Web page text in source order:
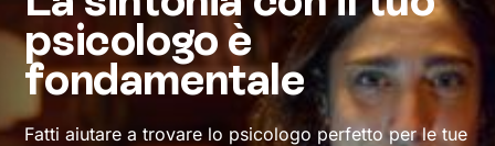
bisogni e valori, e per aiutarti a non perdere
motivazione e determinazione. La ricompensa
per il lavoro fatto? Il tanto desiderato
benessere .
psicologo è
fondamentale
Fatti aiutare a trovare lo psicologo perfetto per le tue